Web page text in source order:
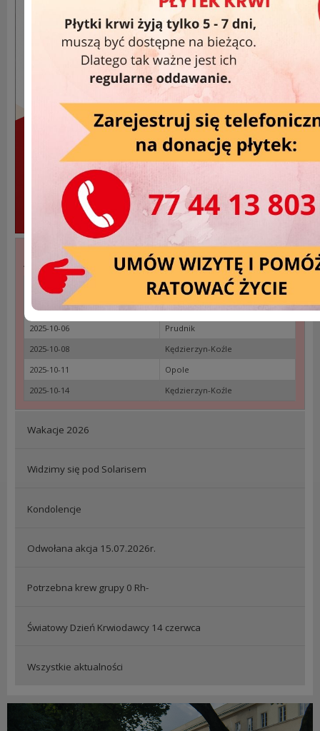
Akcje Wyjazdowe »
DATA
MIEJSCOWOŚĆ
2025-10-05
Olesno
2025-10-06
Prudnik
2025-10-08
Kędzierzyn-Koźle
2025-10-11
Opole
2025-10-14
Kędzierzyn-Koźle
Wakacje 2026
Widzimy się pod Solarisem
Kondolencje
Odwołana akcja 15.07.2026r.
Potrzebna krew grupy 0 Rh-
Światowy Dzień Krwiodawcy 14 czerwca
Wszystkie aktualności